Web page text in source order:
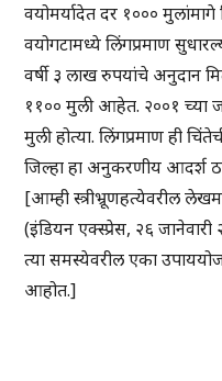
वयोमर्यादेत दर १०००
वयोगटामध्ये लिंगप्रमाण
वर्षी ३ लाख रुपयांचे अनुदान
११०० मुली आहेत. २००१ च्या
मुली होत्या. लिंगप्रमाण ही
जिल्हा हा अनुकरणीय आदर्श
[आम्ही स्त्रीभ्रूणहत्येवरील
(इंडियन एक्स्प्रेस, २६ जानेवारी
त्या समस्येवरील एका
आहोत.]